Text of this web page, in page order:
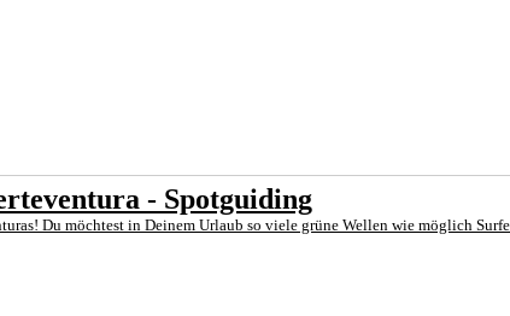
- Spotguiding
Du möchtest in Deinem Urlaub so viele grüne Wellen wie möglich